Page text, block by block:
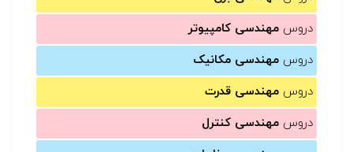
دروس مهندسی کامپیوتر
دروس مهندسی مکانیک
دروس مهندسی قدرت
دروس مهندسی کنترل